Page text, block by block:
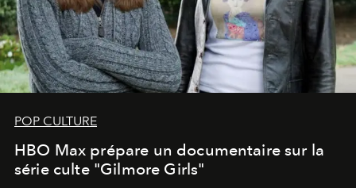
POP CULTURE
HBO Max prépare un documentaire sur la
série culte "Gilmore Girls"